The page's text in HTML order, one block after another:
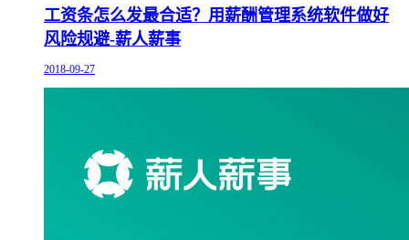
工资条怎么发最合适？用薪酬管理系统软件做好
风险规避-薪人薪事
2018-09-27